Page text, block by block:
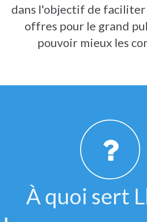
dans l'objectif de faciliter
offres pour le grand
pouvoir mieux les
À quoi sert